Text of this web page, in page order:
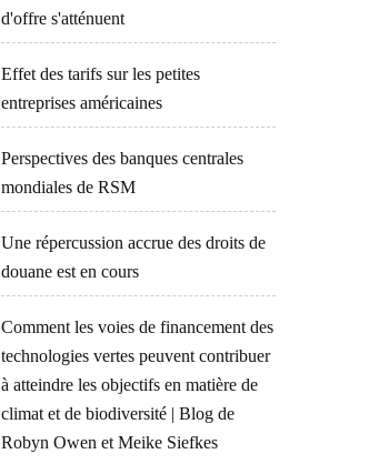
d'offre s'atténuent
Effet des tarifs sur les petites
entreprises américaines
Perspectives des banques centrales
mondiales de RSM
Une répercussion accrue des droits de
douane est en cours
Comment les voies de financement des
technologies vertes peuvent contribuer
à atteindre les objectifs en matière de
climat et de biodiversité | Blog de
Robyn Owen et Meike Siefkes